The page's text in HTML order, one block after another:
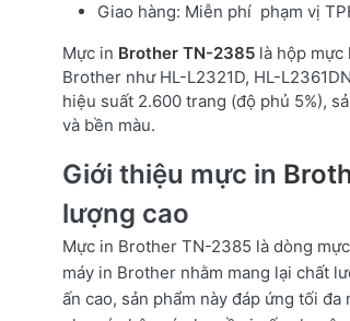
Giao hàng: Miễn phí phạm vị
Mực in Brother TN-2385 là hộp
Brother như HL-L2321D, HL-
hiệu suất 2.600 trang (độ phủ 5%),
và bền màu.
Giới thiệu mực in
lượng cao
Mực in Brother TN-2385 là dòng
máy in Brother nhằm mang lại chất
ấn cao, sản phẩm này đáp ứng tối